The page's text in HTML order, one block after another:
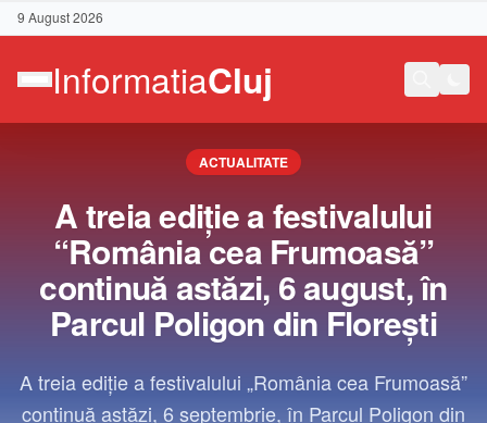
9 August 2026
ACTUALITATE
A treia ediție a festivalului
“România cea Frumoasă”
continuă astăzi, 6 august, în
Parcul Poligon din Florești
A treia ediție a festivalului „România cea Frumoasă”
continuă astăzi, 6 septembrie, în Parcul Poligon din